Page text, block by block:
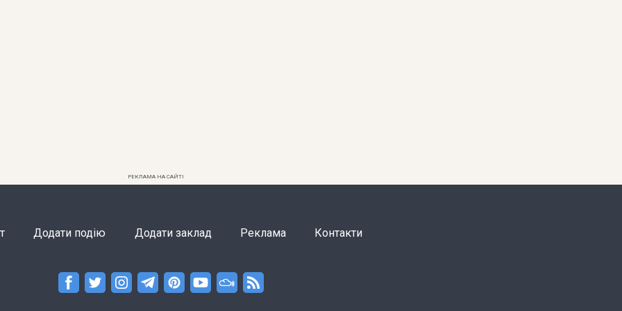
РЕКЛАМА НА САЙТІ
Додати подію Додати заклад Реклама Контакти